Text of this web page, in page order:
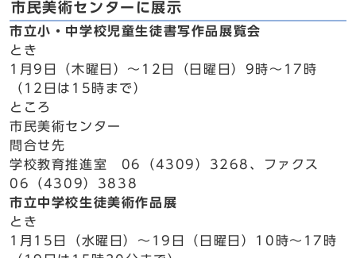
市民美術センターに展示
市立小・中学校児童生徒書写作品展覧会
とき
1月9日（木曜日）～12日（日曜日）9時～17時
（12日は15時まで）
ところ
市民美術センター
問合せ先
学校教育推進室 06（4309）3268、ファクス
06（4309）3838
市立中学校生徒美術作品展
とき
1月15日（水曜日）～19日（日曜日）10時～17時